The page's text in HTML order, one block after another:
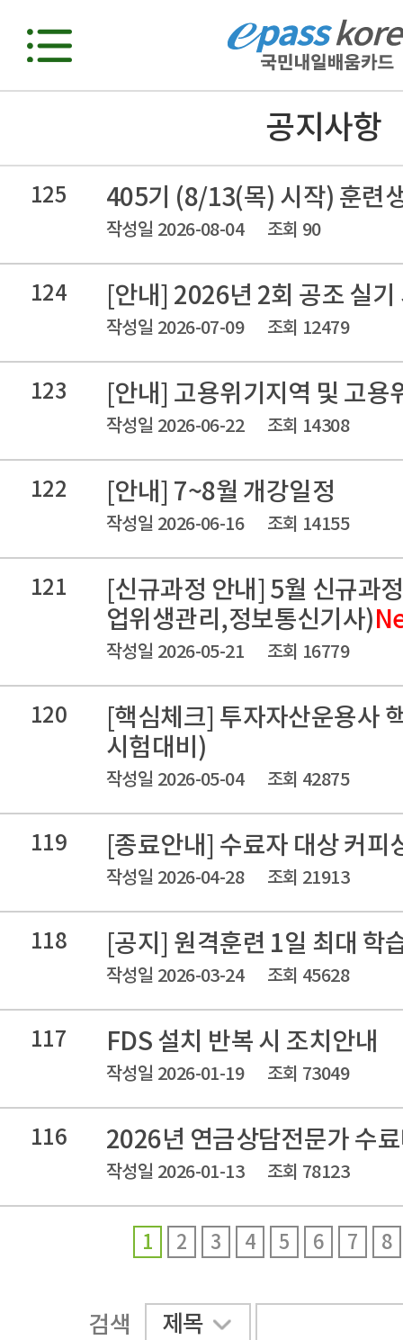
공지사항
125 405기 (8/13(목) 시작) 훈련
작성일 2026-08-04 조회 90
124 [안내] 2026년 2회 공조 실기
작성일 2026-07-09 조회 12479
123 [안내] 고용위기지역 및 고용
작성일 2026-06-22 조회 14308
122 [안내] 7~8월 개강일정
작성일 2026-06-16 조회 14155
121
[신규과정 안내] 5월 신규과
업위생관리,정보통신기사)
작성일 2026-05-21 조회 16779
120
[핵심체크] 투자자산운용사
시험대비)
작성일 2026-05-04 조회 42875
119 [종료안내] 수료자 대상 커피
작성일 2026-04-28 조회 21913
118 [공지] 원격훈련 1일 최대 학
작성일 2026-03-24 조회 45628
117 FDS 설치 반복 시 조치안내
작성일 2026-01-19 조회 73049
116 2026년 연금상담전문가 수
작성일 2026-01-13 조회 78123
1 2 3 4 5 6 7 8
검색 제목